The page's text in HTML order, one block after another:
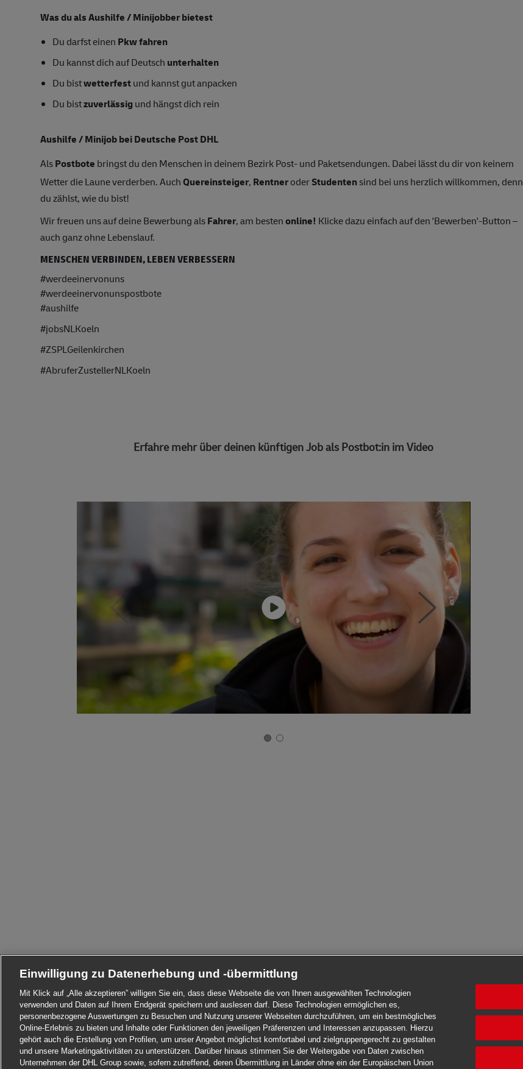
Was du als Aushilfe / Minijobber bietest
Du darfst einen Pkw fahren
Du kannst dich auf Deutsch unterhalten
Du bistwetterfestund kannst gut anpacken
Du bistzuverlässig und hängst dich rein
Aushilfe / Minijob bei Deutsche Post DHL
AlsPostbote bringst du den Menschen in deinem Bezirk Post- und Paketsendungen. Dabei lässt du dir von keinem
Wetter die Laune verderben. AuchQuereinsteiger, RentneroderStudentensind bei uns herzlich willkommen, denn
du zählst, wie du bist!
Wir freuen uns auf deine Bewerbung alsFahrer, am bestenonline! Klicke dazu einfach auf den 'Bewerben'-Button –
auch ganz ohne Lebenslauf.
MENSCHEN VERBINDEN, LEBEN VERBESSERN
#werdeeinervonuns
#werdeeinervonunspostbote
#aushilfe
#jobsNLKoeln
#ZSPLGeilenkirchen
#AbruferZustellerNLKoeln
Erfahre mehr über deinen künftigen Job als Postbot:in im Video
Einwilligung zu Datenerhebung und -übermittlung
Mit Klick auf „Alle akzeptieren” willigen Sie ein, dass diese Webseite die von Ihnen ausgewählten Technologien
verwenden und Daten auf Ihrem Endgerät speichern und auslesen darf. Diese Technologien ermöglichen es,
personenbezogene Auswertungen zu Besuchen und Nutzung unserer Webseiten durchzuführen, um ein bestmögliches
Online-Erlebnis zu bieten und Inhalte oder Funktionen den jeweiligen Präferenzen und Interessen anzupassen. Hierzu
gehört auch die Erstellung von Profilen, um unser Angebot möglichst komfortabel und zielgruppengerecht zu gestalten
und unsere Marketingaktivitäten zu unterstützen. Darüber hinaus stimmen Sie der Weitergabe von Daten zwischen
Unternehmen der DHL Group sowie, sofern zutreffend, deren Übermittlung in Länder ohne ein der Europäischen Union